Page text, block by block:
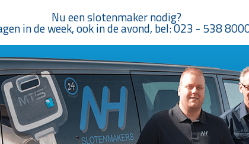
Nu een slotenmaker nodig?
in de week, ook in de avond, bel: 023 - 538